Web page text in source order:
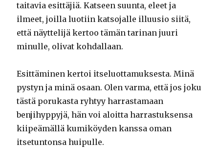
taitavia esittäjiä. Katseen suunta, eleet ja
ilmeet, joilla luotiin katsojalle illuusio siitä,
että näyttelijä kertoo tämän tarinan juuri
minulle, olivat kohdallaan.
Esittäminen kertoi itseluottamuksesta. Minä
pystyn ja minä osaan. Olen varma, että jos joku
tästä porukasta ryhtyy harrastamaan
benjihyppyjä, hän voi aloitta harrastuksensa
kiipeämällä kumiköyden kanssa oman
itsetuntonsa huipulle.